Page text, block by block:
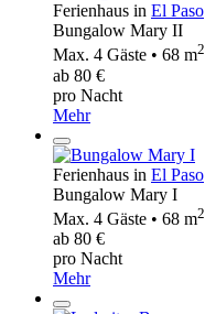
Ferienhaus in El Paso
Bungalow Mary II
Max. 4 Gäste • 68 m2
ab 80 €
pro Nacht
Mehr
Ferienhaus in El Paso
Bungalow Mary I
Max. 4 Gäste • 68 m2
ab 80 €
pro Nacht
Mehr